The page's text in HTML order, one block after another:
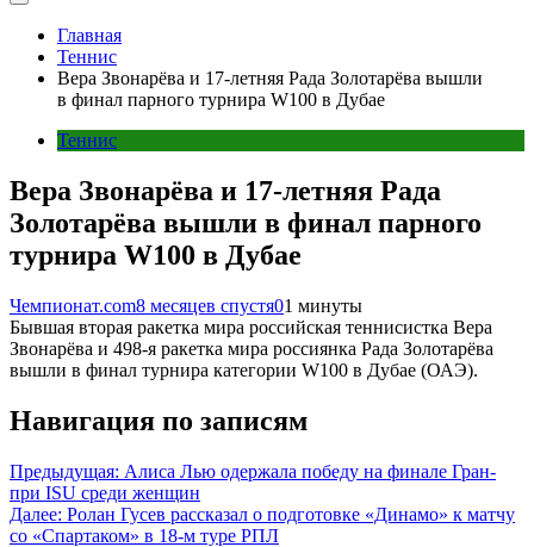
Главная
Теннис
Вера Звонарёва и 17-летняя Рада Золотарёва вышли
в финал парного турнира W100 в Дубае
Теннис
Вера Звонарёва и 17-летняя Рада
Золотарёва вышли в финал парного
турнира W100 в Дубае
Чемпионат.com8 месяцев спустя01 минуты
Бывшая вторая ракетка мира российская теннисистка Вера
Звонарёва и 498-я ракетка мира россиянка Рада Золотарёва
вышли в финал турнира категории W100 в Дубае (ОАЭ).
Навигация по записям
Предыдущая: Алиса Лью одержала победу на финале Гран-
при ISU среди женщин
Далее: Ролан Гусев рассказал о подготовке «Динамо» к матчу
со «Спартаком» в 18-м туре РПЛ